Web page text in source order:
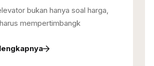
bukan hanya soal harga,
mempertimbangk